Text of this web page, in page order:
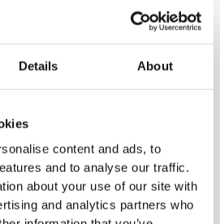
Details About
content and ads, to
and to analyse our traffic.
about your use of our site with
and analytics partners who